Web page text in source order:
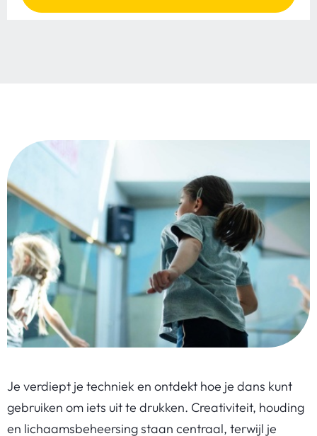
Je verdiept je techniek en ontdekt hoe je dans kunt
gebruiken om iets uit te drukken. Creativiteit, houding
en lichaamsbeheersing staan centraal, terwijl je